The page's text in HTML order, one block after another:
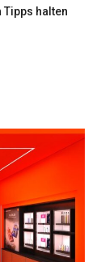
Tipps halten